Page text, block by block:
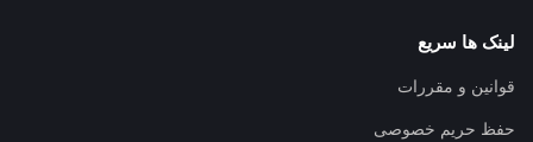
لینک ها سریع
قوانین و مقررات
حفظ حریم خصوصی